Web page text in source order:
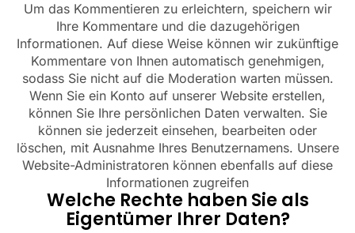
Um das Kommentieren zu erleichtern, speichern wir
Ihre Kommentare und die dazugehörigen
Informationen. Auf diese Weise können wir zukünftige
Kommentare von Ihnen automatisch genehmigen,
sodass Sie nicht auf die Moderation warten müssen.
Wenn Sie ein Konto auf unserer Website erstellen,
können Sie Ihre persönlichen Daten verwalten. Sie
können sie jederzeit einsehen, bearbeiten oder
löschen, mit Ausnahme Ihres Benutzernamens. Unsere
Website-Administratoren können ebenfalls auf diese
Informationen zugreifen
Welche Rechte haben Sie als
Eigentümer Ihrer Daten?